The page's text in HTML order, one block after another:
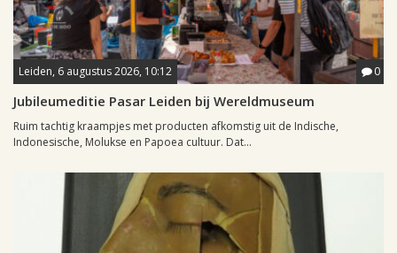
Leiden, 6 augustus 2026, 10:12 0
Jubileumeditie Pasar Leiden bij Wereldmuseum
Ruim tachtig kraampjes met producten afkomstig uit de Indische,
Indonesische, Molukse en Papoea cultuur. Dat...